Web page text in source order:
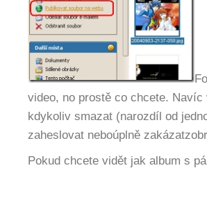
video, no prostě co chcete. Navíc
kdykoliv smazat (narozdíl od
zaheslovat neboúplně
Pokud chcete vidět jak album s